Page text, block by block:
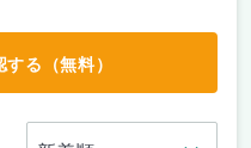
る（無料）